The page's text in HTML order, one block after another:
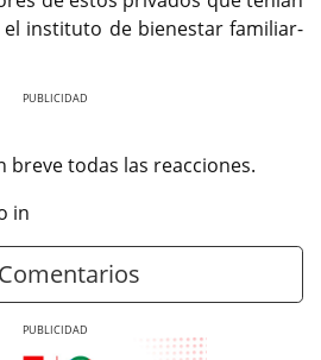
instituto de bienestar familiar-
breve todas las reacciones.
in
Comentarios